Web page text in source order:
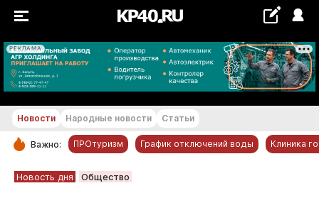
РЕКЛАМА
+27...+28 °С
РУБРИКИ
Новости Народные новости Статьи
Важно: ПРОтуризм График отключений воды Клиника
Новость дня Общество